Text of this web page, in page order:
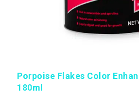
Porpoise Flakes Color
180ml